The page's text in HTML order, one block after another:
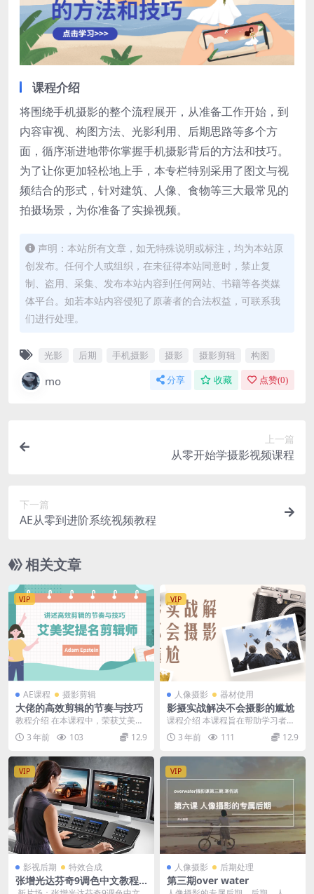
课程介绍
将围绕手机摄影的整个流程展开，从准备工作开始，到
内容审视、构图方法、光影利用、后期思路等多个方
面，循序渐进地带你掌握手机摄影背后的方法和技巧。
为了让你更加轻松地上手，本专栏特别采用了图文与视
频结合的形式，针对建筑、人像、食物等三大最常见的
拍摄场景，为你准备了实操视频。
声明：本站所有文章，如无特殊说明或标注，均为本站原
创发布。任何个人或组织，在未征得本站同意时，禁止复
制、盗用、采集、发布本站内容到任何网站、书籍等各类媒
体平台。如若本站内容侵犯了原著者的合法权益，可联系我
们进行处理。
光影 后期 手机摄影 摄影 摄影剪辑 构图
mo 分享 收藏 点赞(0)
上一篇
从零开始学摄影视频课程
下一篇
AE从零到进阶系统视频教程
相关文章
VIP
AE课程 摄影剪辑
大佬的高效剪辑的节奏与技巧
教程介绍 在本课程中，荣获艾美奖
提名的《周六夜现场》剪辑师Ada
m Epstei...
3 年前 103 12.9
VIP
人像摄影 器材使用
影摄实战解决不会摄影的尴尬
课程介绍 本课程旨在帮助学习者解
决不懂摄影的问题，通过实战演练
和案例分析来提高学...
3 年前 111 12.9
VIP
影视后期 特效合成
张增光达芬奇9调色中文教程1
VIP
人像摄影 后期处理
第三期over water